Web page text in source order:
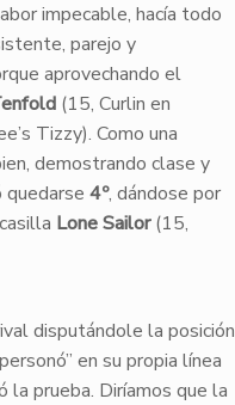
impecable, hacía todo
parejo y
aprovechando el
(15, Curlin en
Tizzy). Como una
demostrando clase y
4º, dándose por
Lone Sailor(15,
disputándole la posición
en su propia línea
la prueba. Diríamos que la